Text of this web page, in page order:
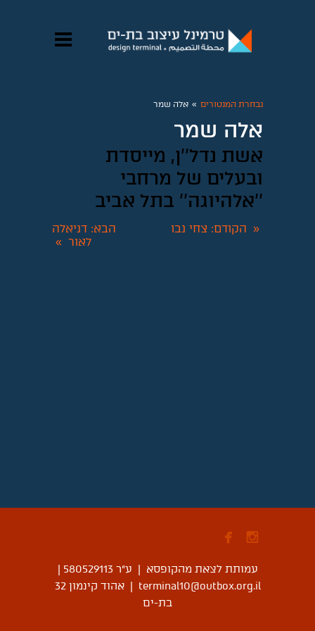
נבחרת המנטורים » אלה שמר
אלה שמר
אשת נדל''ן, מייסדת
ובעלים של מרחבי
''אלהיוגה'' בתל אביב
« הקודם: צחי נבו הבא: דניאלה
לאור »
 
עמותת לצאת מהקופסא | ע"ר 580529113
|
terminal10@outbox.org.il
|
אהוד קינמון 32
בת-ים